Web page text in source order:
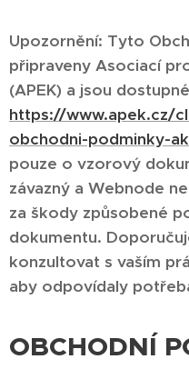
Upozornění: Tyto
připraveny Asociací
(APEK) a jsou
https://www.apek.cz/
obchodni-podminky-
pouze o vzorový
závazný a Webnode
za škody způsobené
dokumentu.
konzultovat s vaším
aby odpovídaly
OBCHODNÍ